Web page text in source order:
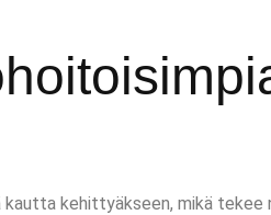
kehittyäkseen, mikä tekee